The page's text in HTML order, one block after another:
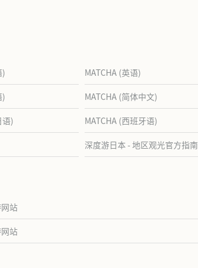
) MATCHA (英语)
) MATCHA (简体中文)
语) MATCHA (西班牙语)
深度游日本 - 地区观光官方指南
站
站